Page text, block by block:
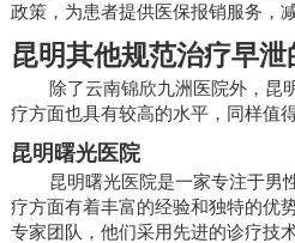
政策，为患者提供医保报销服务，
昆明其他规范治疗早
除了云南锦欣九洲医院外，昆
疗方面也具有较高的水平，同样值
昆明曙光医院
昆明曙光医院是一家专注于男
疗方面有着丰富的经验和独特的优
专家团队，他们采用先进的诊疗技